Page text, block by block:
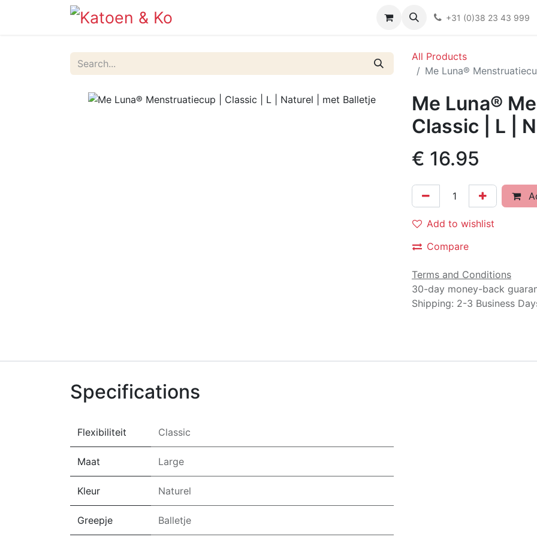
Kieswijzer nacht- en kraamverband
+31 (0)38 23 43 999
All Products
Me Luna®
Me Luna®
Classic | L |
€ 16.95
Add to wishlist
Compare
Terms and Conditions
30-day money-back
Shipping: 2-3 Business
Specifications
Flexibiliteit Classic
Maat Large
Kleur Naturel
Greepje Balletje